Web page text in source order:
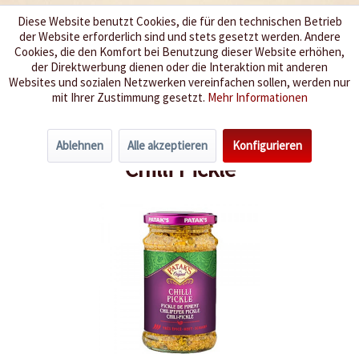
Wir würzen Ihr Leben
Menü
Übersicht Indien
Chilli Pickle
Diese Website benutzt Cookies, die für den technischen Betrieb
der Website erforderlich sind und stets gesetzt werden. Andere
Cookies, die den Komfort bei Benutzung dieser Website erhöhen,
der Direktwerbung dienen oder die Interaktion mit anderen
Websites und sozialen Netzwerken vereinfachen sollen, werden nur
mit Ihrer Zustimmung gesetzt. Mehr Informationen
Ablehnen Alle akzeptieren Konfigurieren